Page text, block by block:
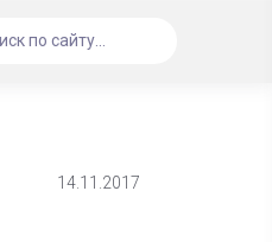
14.11.2017